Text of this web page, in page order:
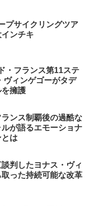
プサイクリングツア
ンチキ
・フランス第11ステ
ィンゲゴーがタデ
擁護
ンス制覇後の過酷な
が語るエモーショナ
は
判したヨナス・ヴィ
った持続可能な改革